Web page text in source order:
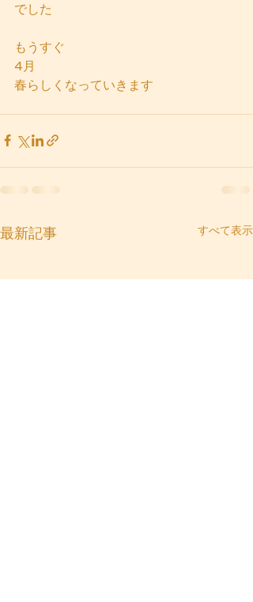
でした
もうすぐ
4月
春らしくなっていきます
最新記事 すべて表示